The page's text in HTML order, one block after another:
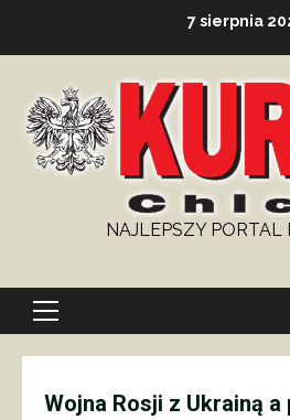
7 sierpnia
NAJLEPSZY PORTAL
Primary
Wojna Rosji z Ukrainą